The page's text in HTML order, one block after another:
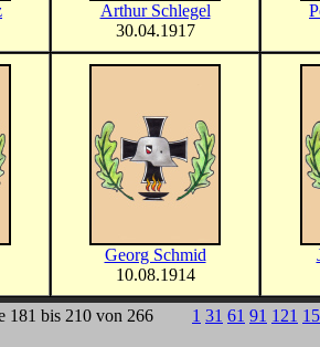
Arthur Schlegel
30.04.1917
Georg Schmid
10.08.1914
181 bis 210 von 266 1 31 61 91 121